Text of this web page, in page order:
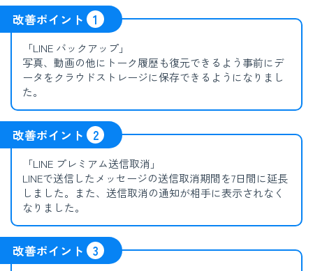
改善ポイント 1
「LINE バックアップ」
写真、動画の他にトーク履歴も復元できるよう事前にデ
ータをクラウドストレージに保存できるようになりまし
た。
改善ポイント 2
「LINE プレミアム送信取消」
LINEで送信したメッセージの送信取消期間を7日間に延長
しました。また、送信取消の通知が相手に表示されなく
なりました。
改善ポイント 3